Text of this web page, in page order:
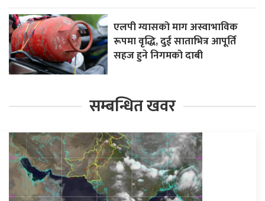
एलपी ग्यासको माग अस्वाभाविक
रूपमा वृद्धि, दुई साताभित्र आपूर्ति
सहज हुने निगमको दाबी
सम्बन्धित खवर